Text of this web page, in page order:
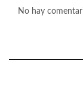
No hay